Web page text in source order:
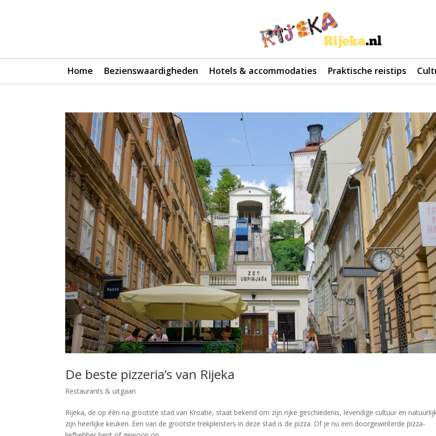
Home Bezienswaardigheden Hotels & accommodaties Praktische reistips
De beste pizzeria’s van Rijeka
Restaurants & uitgaan
Rijeka, de op één na grootste stad van Kroatië, staat bekend om zijn rijke geschiedenis, levendige cultuur en
zijn heerlijke keuken. Een van de grootste trekpleisters in deze stad is de pizza. Of je nu een doorgewinterde pizza-